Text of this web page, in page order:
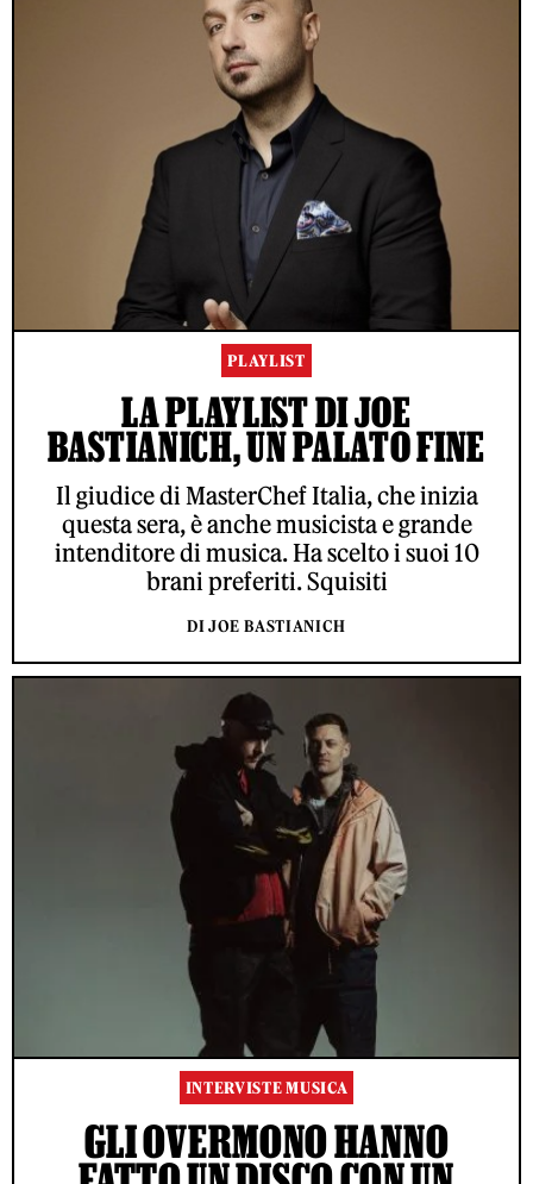
PLAYLIST
LA PLAYLIST DI JOE
BASTIANICH, UN PALATO FINE
Il giudice di MasterChef Italia, che inizia
questa sera, è anche musicista e grande
intenditore di musica. Ha scelto i suoi 10
brani preferiti. Squisiti
DI JOE BASTIANICH
INTERVISTE MUSICA
GLI OVERMONO HANNO